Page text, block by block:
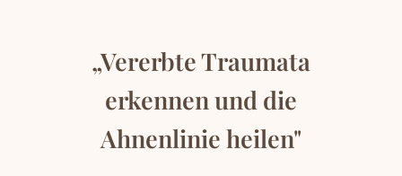
„Vererbte Traumata
erkennen und die
Ahnenlinie heilen"